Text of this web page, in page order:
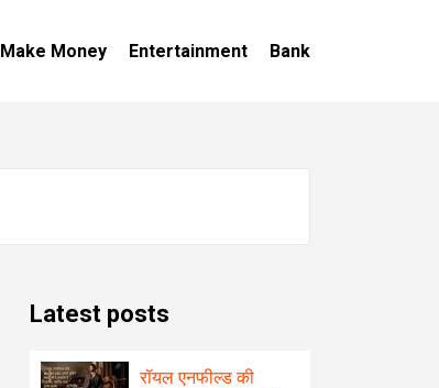
Make Money Entertainment Bank
Latest posts
रॉयल एनफील्ड की